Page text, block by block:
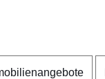
Seite
Seite